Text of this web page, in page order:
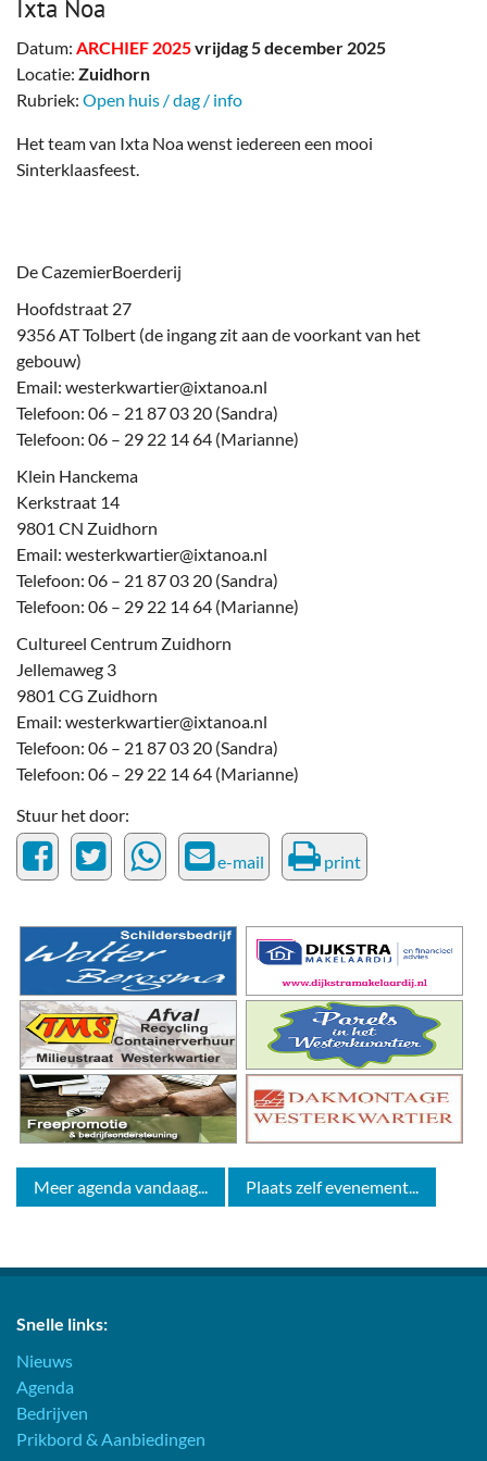
Ixta Noa
Datum: ARCHIEF 2025vrijdag 5 december 2025
Locatie: Zuidhorn
Rubriek: Open huis / dag / info
Het team van Ixta Noa wenst iedereen een mooi
Sinterklaasfeest.
De CazemierBoerderij
Hoofdstraat 27
9356 AT Tolbert (de ingang zit aan de voorkant van het
gebouw)
Email: westerkwartier@ixtanoa.nl
Telefoon: 06 – 21 87 03 20 (Sandra)
Telefoon: 06 – 29 22 14 64 (Marianne)
Klein Hanckema
Kerkstraat 14
9801 CN Zuidhorn
Email: westerkwartier@ixtanoa.nl
Telefoon: 06 – 21 87 03 20 (Sandra)
Telefoon: 06 – 29 22 14 64 (Marianne)
Cultureel Centrum Zuidhorn
Jellemaweg 3
9801 CG Zuidhorn
Email: westerkwartier@ixtanoa.nl
Telefoon: 06 – 21 87 03 20 (Sandra)
Telefoon: 06 – 29 22 14 64 (Marianne)
Stuur het door:
e-mail print
Meer agenda vandaag... Plaats zelf evenement...
Snelle links:
Nieuws
Agenda
Bedrijven
Prikbord & Aanbiedingen